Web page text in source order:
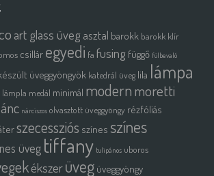
art glass üvegasztal barokk barokk klír
csillár egyedi fa fusing függő fülbevaló
üveggyöngyök katedrál üveg lila lámpa
lámpla medál minimál modernmoretti
nárciszos olvasztott üveggyöngy rézfóliás
szecessziós színes színes
üveg tiffany tulipános uboros
ékszerüveg üveggyöngy